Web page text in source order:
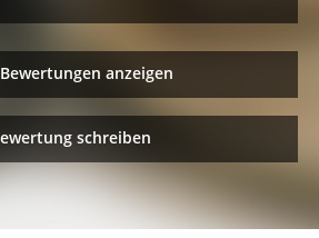
anzeigen
schreiben